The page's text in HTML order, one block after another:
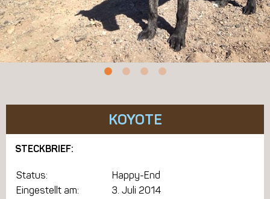
KOYOTE
STECKBRIEF:
Status:
Happy-End
Eingestellt am:
3. Juli 2014